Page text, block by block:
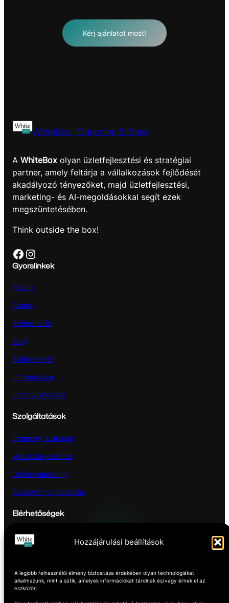
Hozzájárulási beállítások
A legjobb felhasználói élmény biztosítása érdekében olyan technológiákat
alkalmazunk, mint a sütik, amelyek információkat tárolnak és/vagy érnek el az
eszközön.
Kérj ajánlatot most!
WhiteBox | Marketing & More
A WhiteBox olyan üzletfejlesztési és stratégiai
partner, amely feltárja a vállalkozások fejlődését
akadályozó tényezőket, majd üzletfejlesztési,
marketing- és AI-megoldásokkal segít ezek
megszüntetésében.
Think outside the box!
Facebook Instagram
Gyorslinkek
Rólunk
Áraink
Referenciák
Blog
Adatkezelés
Impresszum
Jogi nyilatkozat
Szolgáltatások
Branding & design
Weboldal készítés
Online marketing
Szakértői tanácsadás
Elérhetőségek
Pécs
Hétfőtől – Pénteking
8:00 -16:00